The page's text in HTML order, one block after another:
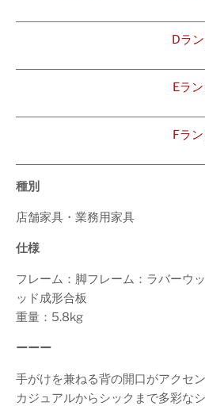
Dラ
Eラ
Fラン
種別
店舗家具・業務用家具
仕様
フレーム：脚フレーム：ラバーウ
ッド成形合板
重量：5.8kg
ーーー
手がけを兼ねる背の開口がアクセン
カジュアルからシックまで多彩な